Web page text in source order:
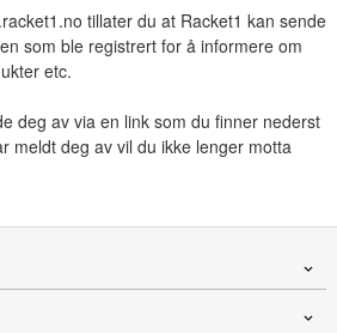
tillater du at Racket1 kan sende
som ble registrert for å informere om
etc.
deg av via en link som du finner nederst
meldt deg av vil du ikke lenger motta